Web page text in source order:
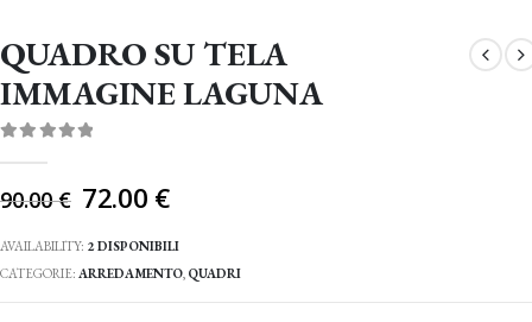
QUADRO SU TELA
IMMAGINE LAGUNA
90.00€ Il
originale
era:
90.00 €.
72.00 €
AVAILABILITY: 2 DISPONIBILI
CATEGORIE: ARREDAMENTO, QUADRI